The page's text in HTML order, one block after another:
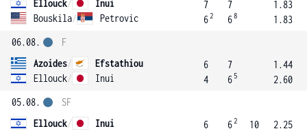
Ellouck/
Inui
Bouskila/ Petrovic
7
62
7
68
1.83
1.83
06.08.
Azoides/
Efstathiou
Ellouck/ Inui
F
6
4
7
6 5
1.44
2.60
05.08.
Ellouck/
Inui
SF
6
62
10
2.25